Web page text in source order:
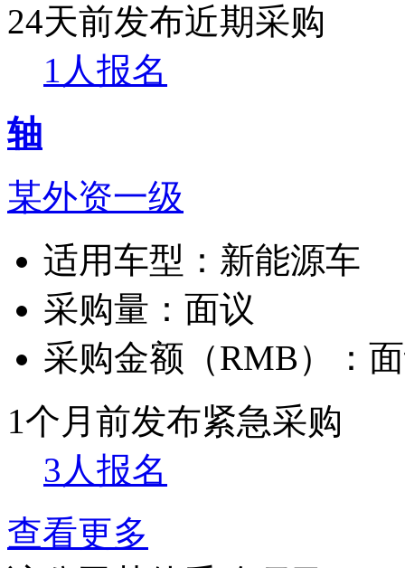
24天前发布近期采购
1人报名
轴
某外资一级
适用车型： 新能源车
采购量： 面议
采购金额（RMB）：
1个月前发布紧急采购
3人报名
查看更多